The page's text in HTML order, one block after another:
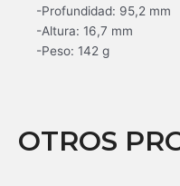
-Profundidad: 95,2 mm
-Altura: 16,7 mm
-Peso: 142 g
OTROS